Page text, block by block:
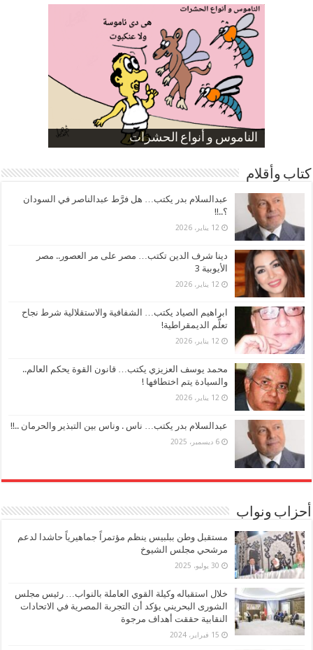
الناموس و أنواع الحشرات
الموظفين بعد ارتفاع الأسعار
ارتفاع نسبة الطلاق في مصر
صورة كاركاتيرية
صورة كاركاتيرية
كتاب وأقلام
عبدالسلام بدر يكتب… هل فرَّط عبدالناصر في السودان
؟..!!
12 يناير، 2026
دينا شرف الدين تكتب… مصر على مر العصور.. مصر
الأيوبية 3
12 يناير، 2026
ابراهيم الصياد يكتب… الشفافية والاستقلالية شرط نجاح
تعلُّم الديمقراطية!
12 يناير، 2026
محمد يوسف العزيزي يكتب… قانون القوة يحكم العالم..
والسيادة يتم اختطافها !
12 يناير، 2026
عبدالسلام بدر يكتب… ناس . وناس بين التبذير والحرمان ..!!
6 ديسمبر، 2025
أحزاب ونواب
مستقبل وطن ببلبيس ينظم مؤتمراً جماهيرياً حاشدا لدعم
مرشحي مجلس الشيوخ
30 يوليو، 2025
خلال استقباله وكيلة القوي العاملة بالنواب… رئيس مجلس
الشورى البحريني يؤكد أن التجربة المصرية في الاتحادات
النقابية حققت أهداف مرجوة
15 فبراير، 2024